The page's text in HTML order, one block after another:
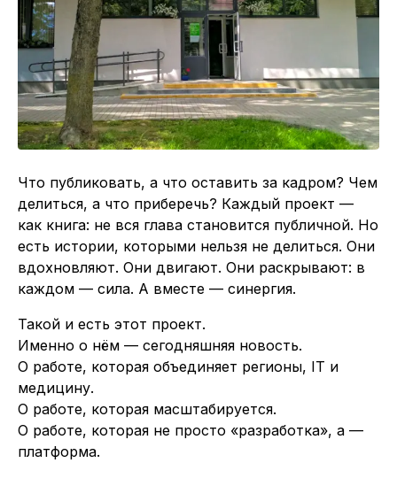
Что публиковать, а что оставить за кадром? Чем
делиться, а что приберечь? Каждый проект —
как книга: не вся глава становится публичной. Но
есть истории, которыми нельзя не делиться. Они
вдохновляют. Они двигают. Они раскрывают: в
каждом — сила. А вместе — синергия.
Такой и есть этот проект.
Именно о нём — сегодняшняя новость.
О работе, которая объединяет регионы, IT и
медицину.
О работе, которая масштабируется.
О работе, которая не просто «разработка», а —
платформа.